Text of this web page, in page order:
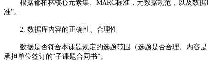
根据都柏林核心元素集、MARC标准，元数据规范，以及数
准”。
2. 数据库内容的正确性、合理性
数据是否符合本课题规定的选题范围（选题是否合理、内容
承担单位签订的“子课题合同书”。